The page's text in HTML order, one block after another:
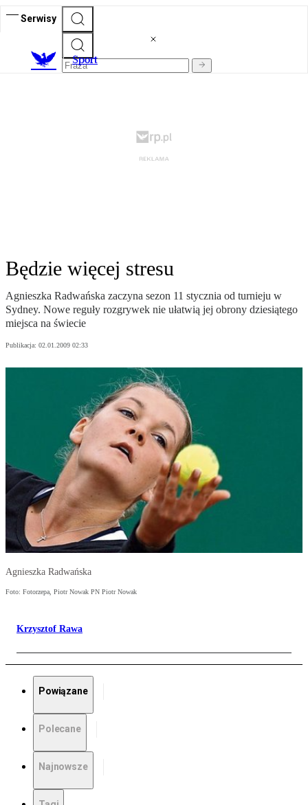
Serwisy
Sport
Będzie więcej stresu
Agnieszka Radwańska zaczyna sezon 11 stycznia od turnieju w
Sydney. Nowe reguły rozgrywek nie ułatwią jej obrony dziesiątego
miejsca na świecie
Publikacja: 02.01.2009 02:33
Agnieszka Radwańska
Foto: Fotorzepa, Piotr Nowak PN Piotr Nowak
Krzysztof Rawa
Powiązane
Polecane
Najnowsze